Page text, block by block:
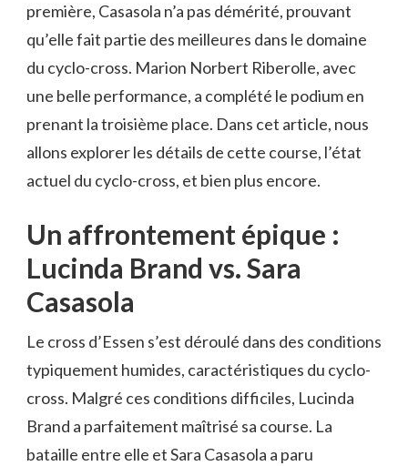
première, Casasola n’a pas démérité, prouvant
qu’elle fait partie des meilleures dans le domaine
du cyclo-cross. Marion Norbert Riberolle, avec
une belle performance, a complété le podium en
prenant la troisième place. Dans cet article, nous
allons explorer les détails de cette course, l’état
actuel du cyclo-cross, et bien plus encore.
Un affrontement épique :
Lucinda Brand vs. Sara
Casasola
Le cross d’Essen s’est déroulé dans des conditions
typiquement humides, caractéristiques du cyclo-
cross. Malgré ces conditions difficiles, Lucinda
Brand a parfaitement maîtrisé sa course. La
bataille entre elle et Sara Casasola a paru